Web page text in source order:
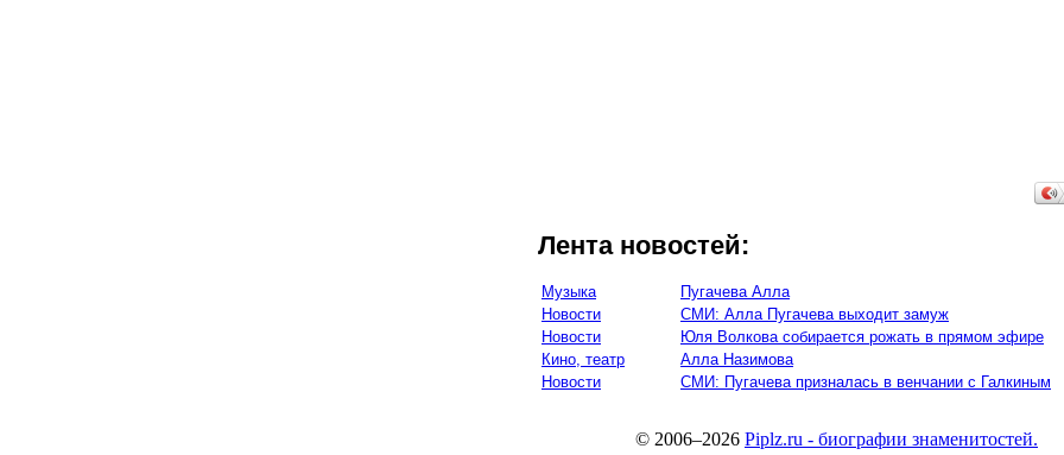
Лента новостей:
Музыка
Пугачева Алла
Новости
СМИ: Алла Пугачева выходит замуж
Новости
Юля Волкова собирается рожать в прямом эфире
Кино, театр
Алла Назимова
Новости
СМИ: Пугачева призналась в венчании с Галкиным
© 2006–2026 Piplz.ru - биографии знаменитостей.